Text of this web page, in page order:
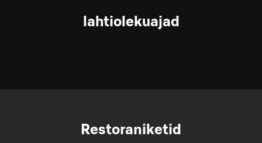
lahtiolekuajad
Restoraniketid